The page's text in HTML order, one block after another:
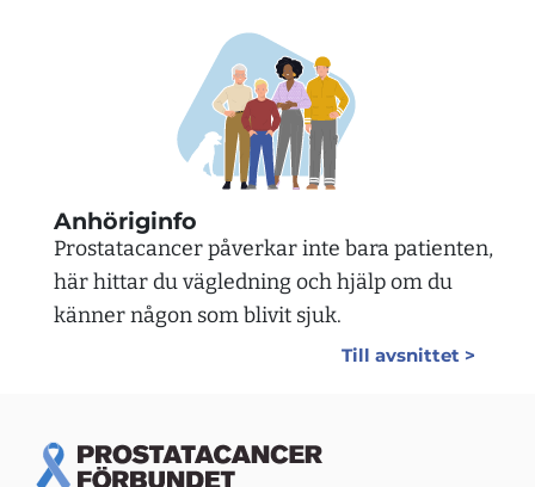
Anhöriginfo
Prostatacancer påverkar inte bara patienten,
här hittar du vägledning och hjälp om du
känner någon som blivit sjuk.
Till avsnittet >